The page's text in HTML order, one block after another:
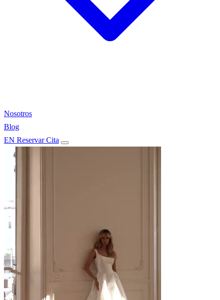
Nosotros
Blog
EN Reservar Cita